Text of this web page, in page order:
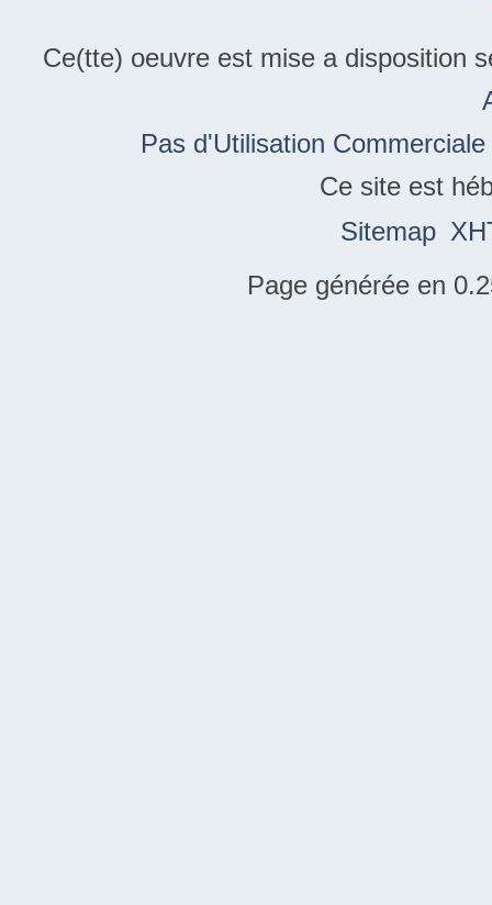
Ce(tte) oeuvre est mise a disposition
Pas d'Utilisation
Ce site est
Sitemap
Page générée en